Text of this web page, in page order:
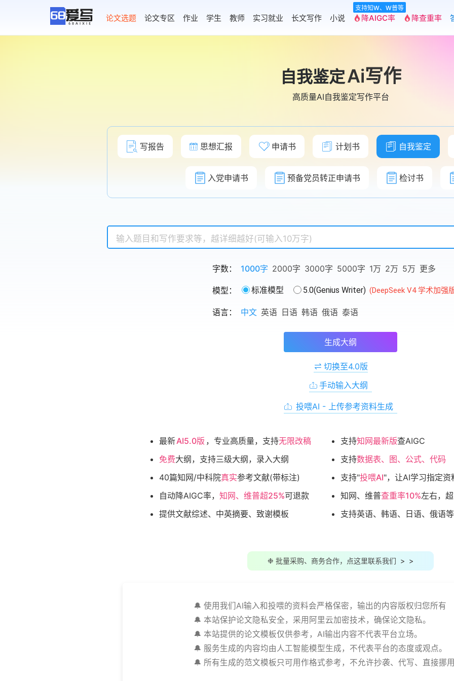
AI论文写作 论文选题 论文专区 作业 学生 教师 实习就业 长文写作 小说
支持知W、W普等
降AIGC率 降查重率
自我鉴定Ai写作
高质量AI自我鉴定写作平台
写报告 思想汇报 申请书 计划书 自我鉴定
入党申请书 预备党员转正申请书 检讨书
字数： 1000字 2000字 3000字 5000字 1万 2万 5万 更多
模型： 标准模型 5.0(Genius Writer) (DeepSeek V4 学术加强
语言： 中文 英语 日语 韩语 俄语 泰语
生成大纲
切换至4.0版
手动输入大纲
投喂AI - 上传参考资料生成
最新AI5.0版 ，专业高质量，支持无限改稿 支持知网最新版查AIGC
免费大纲，支持三级大纲，录入大纲 支持数据表、图、公式、代码
40篇知网/中科院真实参考文献(带标注) 支持"投喂AI"，让AI学习指定资
自动降AIGC率， 知网、维普超25%可退款 知网、维普查重率10%左右，
提供文献综述、中英摘要、致谢模板
支持英语、韩语、日语、俄语
❉ 批量采购、商务合作，点这里联系我们 > >
🔔 使用我们AI输入和投喂的资料会严格保密，输出的内容版权归您所有
🔔 本站保护论文隐私安全，采用阿里云加密技术，确保论文隐私。
🔔 本站提供的论文模板仅供参考，AI输出内容不代表平台立场。
🔔 服务生成的内容均由人工智能模型生成，不代表平台的态度或观点。
🔔 所有生成的范文模板只可用作格式参考，不允许抄袭、代写、直接挪